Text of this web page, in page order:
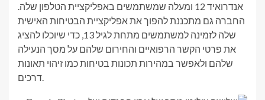
אנדרואיד 12 ומעלה שמשתמשים באפליקציית הטלפון שלה.
החברה גם מתכננת להפוך את אפליקציית הבטיחות האישית
שלה לזמינה למשתמשים מתחת לגיל 13, כדי שיוכלו להציג
את פרטי הקשר הרפואיים והחירום שלהם על מסך הנעילה
שלהם ולאפשר במהירות תכונות בטיחות כמו זיהוי תאונות
דרכים.